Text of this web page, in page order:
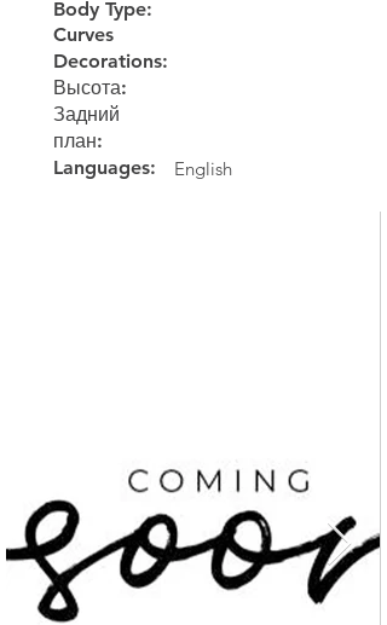
Body Type:
Curves
Decorations:
Высота:
Задний
план:
Languages:
English